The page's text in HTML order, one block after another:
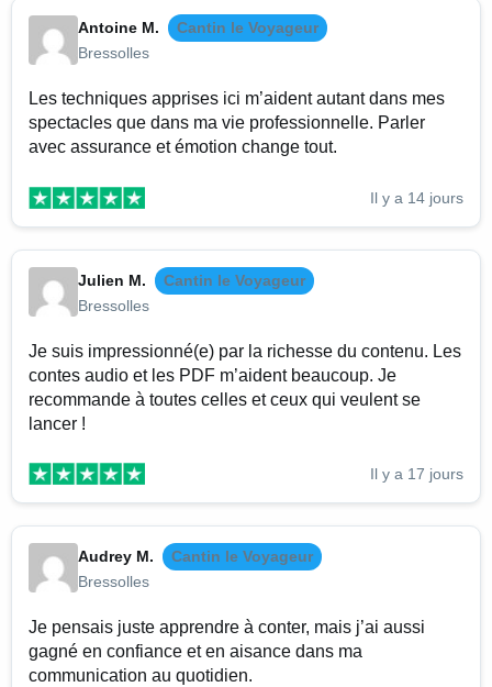
Antoine M.
Cantin le Voyageur
Bressolles
Les techniques apprises ici m’aident autant dans mes
spectacles que dans ma vie professionnelle. Parler
avec assurance et émotion change tout.
Il y a 14 jours
Julien M.
Cantin le Voyageur
Bressolles
Je suis impressionné(e) par la richesse du contenu. Les
contes audio et les PDF m’aident beaucoup. Je
recommande à toutes celles et ceux qui veulent se
lancer !
Il y a 17 jours
Audrey M.
Cantin le Voyageur
Bressolles
Je pensais juste apprendre à conter, mais j’ai aussi
gagné en confiance et en aisance dans ma
communication au quotidien.